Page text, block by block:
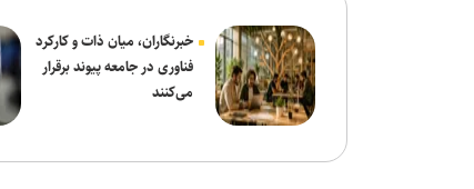
خبرنگاران، میان ذات و کارکرد
فناوری در جامعه پیوند برقرار
می‌کنند